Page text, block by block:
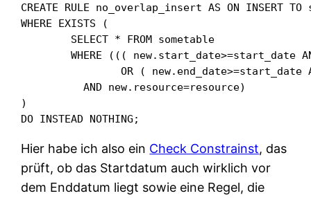
CREATE RULE no_overlap_insert AS ON INSERT TO
WHERE EXISTS (
	WHERE ((( new.start_date>=start_date AND new.start_date<=end_date )
		OR ( new.end_date>=start_date AND new.end_date<=end_date ))
)
DO INSTEAD NOTHING;
Hier habe ich also ein Check Constrainst, das
prüft, ob das Startdatum auch wirklich vor
dem Enddatum liegt sowie eine Regel, die